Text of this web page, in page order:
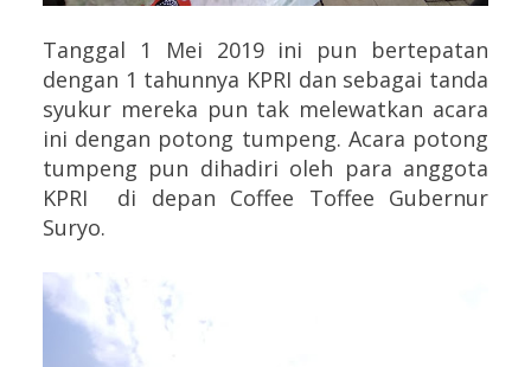
Tanggal 1 Mei 2019 ini pun bertepatan
dengan 1 tahunnya KPRI dan sebagai tanda
syukur mereka pun tak melewatkan acara
ini dengan potong tumpeng. Acara potong
tumpeng pun dihadiri oleh para anggota
KPRI di depan Coffee Toffee Gubernur
Suryo.